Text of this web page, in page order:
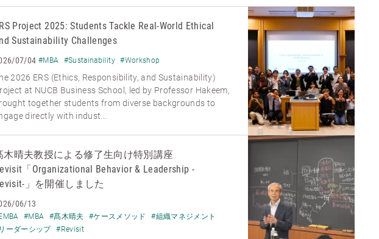
Project 2025: Students Tackle Real-World Ethical
Sustainability Challenges
07/04 #MBA #Sustainability #Workshop
2026 ERS (Ethics, Responsibility, and Sustainability)
at NUCB Business School, led by Professor Hakeem,
together students from diverse backgrounds to
directly with indust...
木晴夫教授による修了生向け特別講座
「Organizational Behavior & Leadership -
」を開催しました
06/13
#MBA #髙木晴夫 #ケースメソッド
#組織マネジメント
ーダーシップ #Revisit